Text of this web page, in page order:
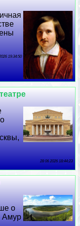
19:34:50
28 06 2026 18:44:23
о
Амур